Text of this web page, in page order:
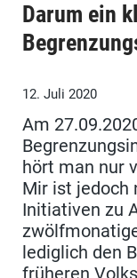
Darum ein
12. Juli 2020
Am
hört man nur
Mir ist jedoch
Initiativen zu
lediglich den
früheren